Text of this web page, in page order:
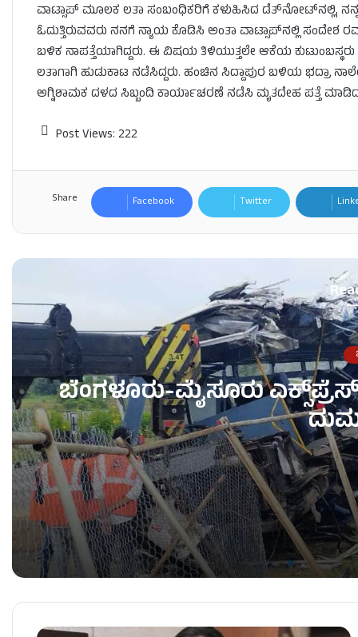
ವಾಟ್ಸಾಪ್ ಮೂಲಕ ಲತಾ ಸಂಬಂಧಿಕರಿಗೆ ಕಳುಹಿಸಿದ ಡೆತ್‌ನೋಟ್‌ನಲ್ಲಿ,
ಓದುತ್ತಿರುವವರು ನನಗೆ ನ್ಯಾಯ ಕೊಡಿಸಿ ಅಂತಾ ವಾಟ್ಸಾಪ್​ನಲ್ಲಿ
ಬಳಿಕ ನಾಪತ್ತೆಯಾಗಿದ್ದರು. ಈ ವಿಷಯ ತಿಳಿಯುತ್ತಲೇ ಆಕೆಯ
ಲತಾಗಾಗಿ ಹುಡುಕಾಟ ನಡೆಸಿದ್ದರು. ಹಂಚಿನ ಸಿದ್ದಾಪುರ ಬಳಿಯ ಭದ್ರಾ
ಅಗ್ನಿಶಾಮಕ ದಳದ ಸಿಬ್ಬಂದಿ ಕಾರ್ಯಾಚರಣೆ ನಡೆಸಿ ಮೃತದೇಹ ಪತ್ತೆ
Post Views: 222
Share Facebook Twitter
ಬೆಂಗಳೂರು-ಮೈಸೂರು
ಬೆಂಗಳೂರು-ಮೈಸೂರು ಎಕ್ಸ್‌ಪ್ರೆಸ್‌ವೇನಲ್ಲಿ ಭೀಕರ ಅಪಘಾತ